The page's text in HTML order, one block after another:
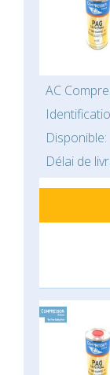
AC
Disponible:
Délai de